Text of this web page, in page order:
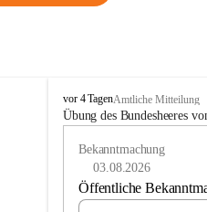
B
u
vor 4 TagenAmtliche Mitteilung
Übung des Bundesheeres
Bekanntmachung
03.08.2026
Öffentliche